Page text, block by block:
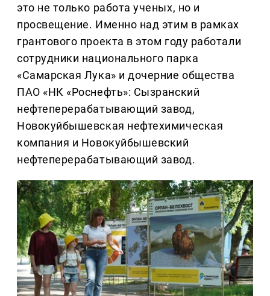
это не только работа ученых, но и
просвещение. Именно над этим в рамках
грантового проекта в этом году работали
сотрудники национального парка
«Самарская Лука» и дочерние общества
ПАО «НК «Роснефть»: Сызранский
нефтеперерабатывающий завод,
Новокуйбышевская нефтехимическая
компания и Новокуйбышевский
нефтеперерабатывающий завод.